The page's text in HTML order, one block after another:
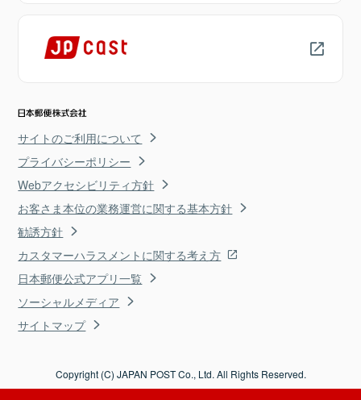
サイトのご利用について
プライバシーポリシー
Webアクセシビリティ方針
お客さま本位の業務運営に関する基本方針
勧誘方針
カスタマーハラスメントに関する考え方
日本郵便公式アプリ一覧
ソーシャルメディア
サイトマップ
Copyright (C) JAPAN POST Co., Ltd. All Rights Reserved.